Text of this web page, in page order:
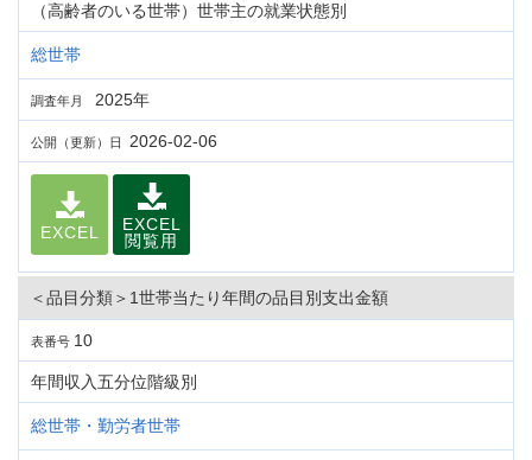
（高齢者のいる世帯）世帯主の就業状態別
総世帯
調査年月 2025年
公開（更新）日 2026-02-06
EXCEL
EXCEL
閲覧用
＜品目分類＞1世帯当たり年間の品目別支出金額
表番号 10
年間収入五分位階級別
総世帯・勤労者世帯